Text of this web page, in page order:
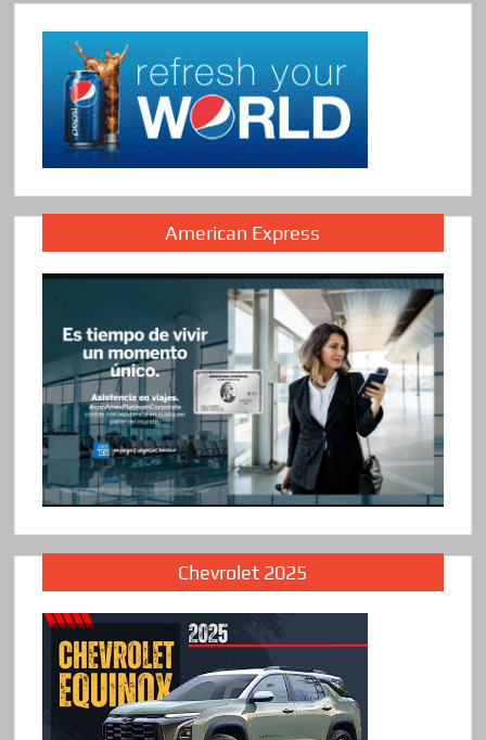
American Express
Chevrolet 2025